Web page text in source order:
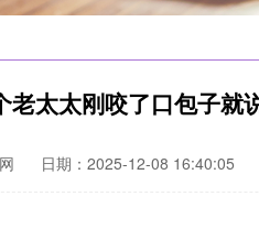
太太刚咬了口包子就
日期：2025-12-08 16:40:05